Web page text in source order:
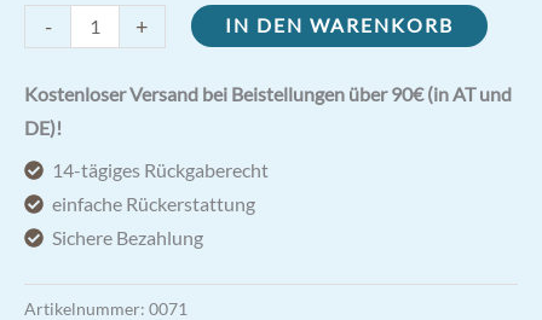
-
Josef
|
Heilige
Familie
Rosenkranz
7
Menge
+ IN DEN WARENKORB
Kostenloser Versand bei Beistellungen über 90€ (in AT und
DE)!
14-tägiges Rückgaberecht
einfache Rückerstattung
Sichere Bezahlung
Artikelnummer: 0071